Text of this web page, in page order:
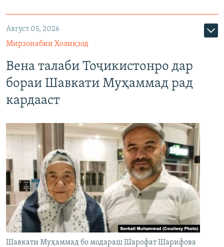
Август 05, 2026
Мирзонабии Холиқзод
Вена талаби Тоҷикистонро дар
бораи Шавкати Муҳаммад рад
кардааст
Шавкати Муҳаммад бо модараш Шарофат Шарифова